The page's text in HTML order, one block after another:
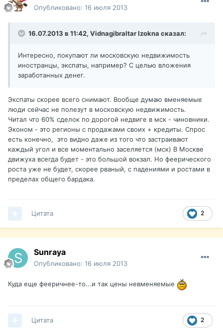
Опубликовано: 16 июля 2013
16.07.2013 в 11:42, Vidnagibraltar Izokna сказал:
Интересно, покупают ли московскую недвижимость
иностранцы, экспаты, например? С целью вложения
заработанных денег.
Экспаты скорее всего снимают. Вообще думаю вменяемые
люди сейчас не полезут в московскую недвижимость.
Читал что 60% сделок по дорогой недвиге в мск - чиновники.
Эконом - это регионы с продажами своих + кредиты. Спрос
есть конечно, это видно даже из того что застраивают
каждый угол и все моментально заселяется (мск) В Москве
движуха всегда будет - это большой вокзал. Но феерического
роста уже не будет, скорее рваный, с падениями и ростами в
пределах общего бардака.
2
Цитата
Sunraya
Опубликовано: 16 июля 2013
Куда еще фееричнее-то...и так цены невменяемые
2
Цитата